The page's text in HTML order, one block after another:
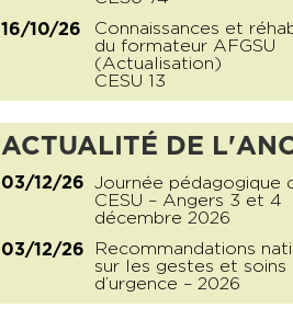
16/10/26
Connaissances et
du formateur AFGSU
(Actualisation)
CESU 13
ACTUALITÉ DE
03/12/26
Journée pédagogique
CESU – Angers 3 et 4
décembre 2026
03/12/26
Recommandations
sur les gestes et soins
d’urgence – 2026